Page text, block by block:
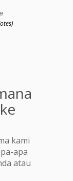
kami
apa
atau